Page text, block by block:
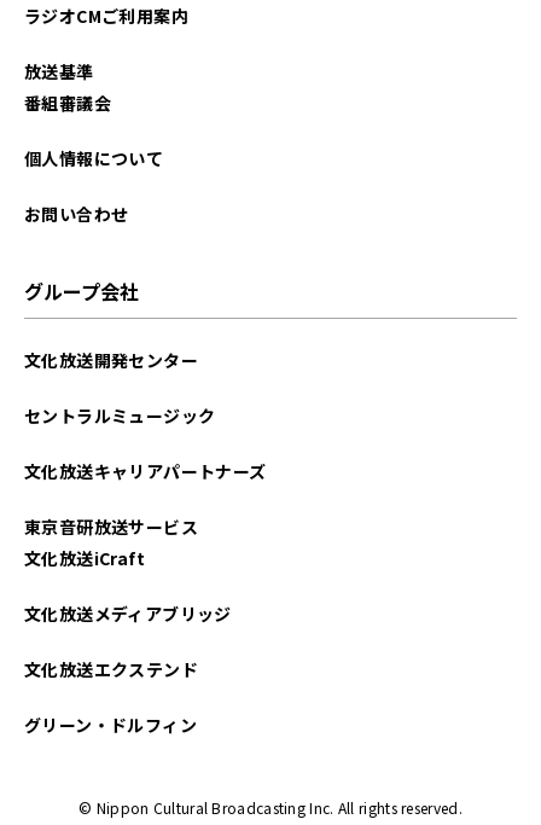
ラジオCMご利用案内
放送基準
番組審議会
個人情報について
お問い合わせ
グループ会社
文化放送開発センター
セントラルミュージック
文化放送キャリアパートナーズ
東京音研放送サービス
文化放送iCraft
文化放送メディアブリッジ
文化放送エクステンド
グリーン・ドルフィン
© Nippon Cultural Broadcasting Inc. All rights reserved.